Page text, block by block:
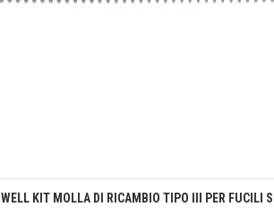
Anteprima
WELL KIT MOLLA DI RICAMBIO TIPO III PER FUCILI